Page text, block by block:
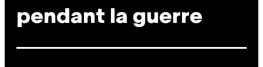
pendant la guerre